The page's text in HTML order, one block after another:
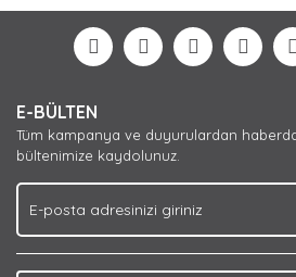
Yorum Yaz
formunu kullanarak tarafımıza
Görüş ve önerileriniz için teşekkür
Ürün açıklamasında eksik bilgiler
Ürün bilgilerinde hatalar bulunuyor.
Ürün fiyatı diğer sitelerden daha
Bu ürüne benzer farklı alternatifler
E-BÜLTEN
Tüm kampanya ve duyurulardan
bültenimize kaydolunuz.